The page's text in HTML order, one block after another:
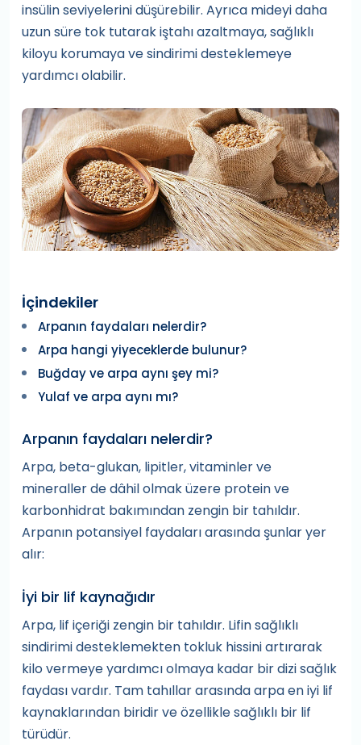
insülin seviyelerini düşürebilir. Ayrıca mideyi daha
uzun süre tok tutarak iştahı azaltmaya, sağlıklı
kiloyu korumaya ve sindirimi desteklemeye
yardımcı olabilir.
İçindekiler
Arpanın faydaları nelerdir?
Arpa hangi yiyeceklerde bulunur?
Buğday ve arpa aynı şey mi?
Yulaf ve arpa aynı mı?
Arpanın faydaları nelerdir?
Arpa, beta-glukan, lipitler, vitaminler ve
mineraller de dâhil olmak üzere protein ve
karbonhidrat bakımından zengin bir tahıldır.
Arpanın potansiyel faydaları arasında şunlar yer
alır:
İyi bir lif kaynağıdır
Arpa, lif içeriği zengin bir tahıldır. Lifin sağlıklı
sindirimi desteklemekten tokluk hissini artırarak
kilo vermeye yardımcı olmaya kadar bir dizi sağlık
faydası vardır. Tam tahıllar arasında arpa en iyi lif
kaynaklarından biridir ve özellikle sağlıklı bir lif
türüdür.